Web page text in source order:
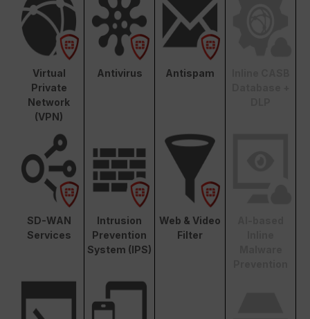
Virtual
Private
Network
(VPN)
Antivirus Antispam
SD-WAN
Services
Intrusion
Prevention
System (IPS)
Web & Video
Filter